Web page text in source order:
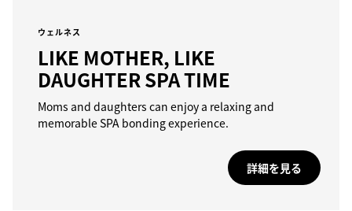
ウェルネス
LIKE MOTHER, LIKE
DAUGHTER SPA TIME
Moms and daughters can enjoy a relaxing and
memorable SPA bonding experience.
詳細を見る